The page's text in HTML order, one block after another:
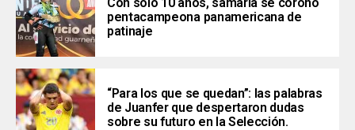
pentacampeona panamericana de
patinaje
“Para los que se quedan”: las palabras
de Juanfer que despertaron dudas
sobre su futuro en la Selección.